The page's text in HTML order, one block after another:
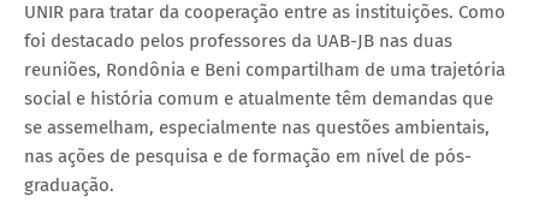
UNIR para tratar da cooperação entre as instituições. Como
foi destacado pelos professores da UAB-JB nas duas
reuniões, Rondônia e Beni compartilham de uma trajetória
social e história comum e atualmente têm demandas que
se assemelham, especialmente nas questões ambientais,
nas ações de pesquisa e de formação em nível de pós-
graduação.